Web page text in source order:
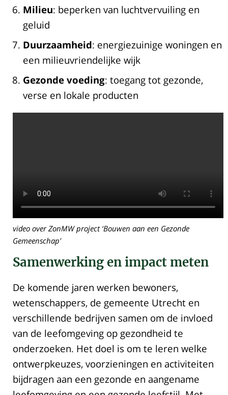
Milieu: beperken van luchtvervuiling en
geluid
Duurzaamheid: energiezuinige woningen en
een milieuvriendelijke wijk
Gezonde voeding: toegang tot gezonde,
verse en lokale producten
video over ZonMW project ‘Bouwen aan een Gezonde
Gemeenschap’
Samenwerking en impact meten
De komende jaren werken bewoners,
wetenschappers, de gemeente Utrecht en
verschillende bedrijven samen om de invloed
van de leefomgeving op gezondheid te
onderzoeken. Het doel is om te leren welke
ontwerpkeuzes, voorzieningen en activiteiten
bijdragen aan een gezonde en aangename